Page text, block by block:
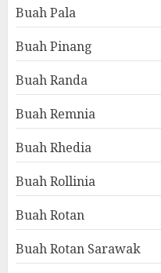
Buah Pala
Buah Pinang
Buah Randa
Buah Remnia
Buah Rhedia
Buah Rollinia
Buah Rotan
Buah Rotan Sarawak